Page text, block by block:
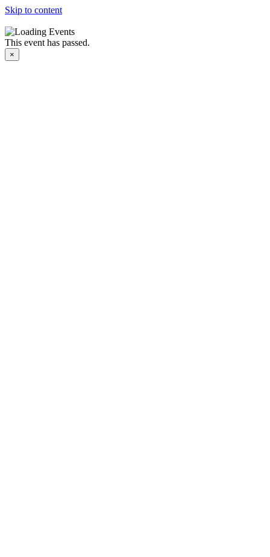
Skip to content
This event has passed.
×